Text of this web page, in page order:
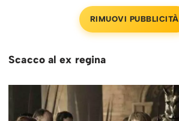
RIMUOVI PUBBLICITÀ
Scacco al ex regina